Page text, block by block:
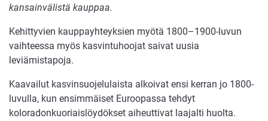
kansainvälistä kauppaa.
Kehittyvien kauppayhteyksien myötä 1800–1900-luvun
vaihteessa myös kasvintuhoojat saivat uusia
leviämistapoja.
Kaavailut kasvinsuojelulaista alkoivat ensi kerran jo 1800-
luvulla, kun ensimmäiset Euroopassa tehdyt
koloradonkuoriaislöydökset aiheuttivat laajalti huolta.